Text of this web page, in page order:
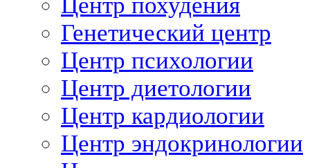
Генетический центр
Центр психологии
Центр диетологии
Центр кардиологии
Центр эндокринологии